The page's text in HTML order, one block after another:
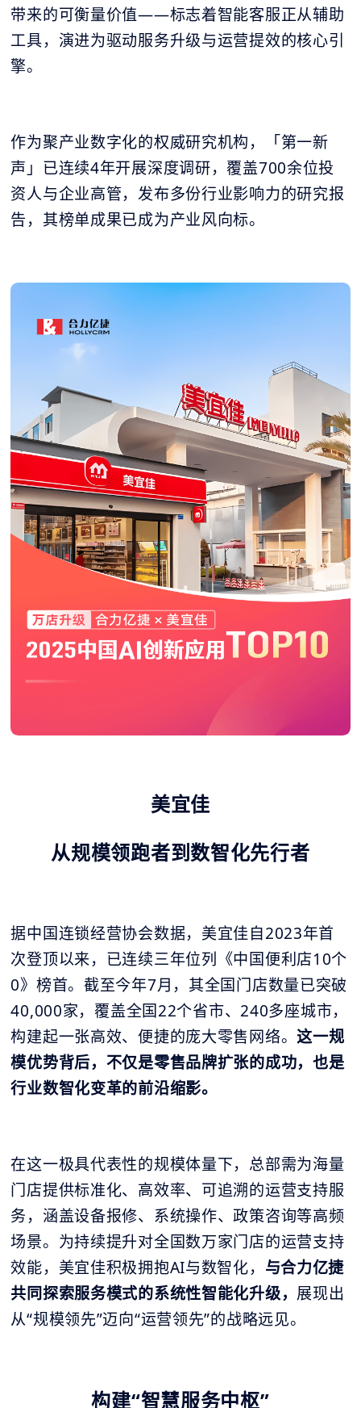
带来的可衡量价值——标志着智能客服正从辅助
工具，演进为驱动服务升级与运营提效的核心引
擎。
作为聚产业数字化的权威研究机构，「第一新
声」已连续4年开展深度调研，覆盖700余位投
资人与企业高管，发布多份行业影响力的研究报
告，其榜单成果已成为产业风向标。
美宜佳
从规模领跑者到数智化先行者
据中国连锁经营协会数据，美宜佳自2023年首
次登顶以来，已连续三年位列《中国便利店10个
0》榜首。截至今年7月，其全国门店数量已突破
40,000家，覆盖全国22个省市、240多座城市，
构建起一张高效、便捷的庞大零售网络。这一规
模优势背后，不仅是零售品牌扩张的成功，也是
行业数智化变革的前沿缩影。
在这一极具代表性的规模体量下，总部需为海量
门店提供标准化、高效率、可追溯的运营支持服
务，涵盖设备报修、系统操作、政策咨询等高频
场景。为持续提升对全国数万家门店的运营支持
效能，美宜佳积极拥抱AI与数智化， 与合力亿捷
共同探索服务模式的系统性智能化升级， 展现出
从“规模领先”迈向“运营领先”的战略远见。
构建“智慧服务中枢”